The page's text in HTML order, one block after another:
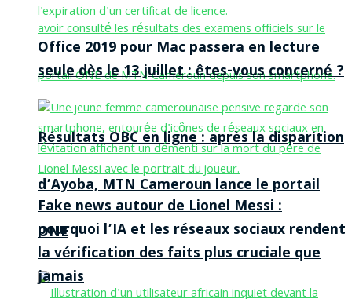
Résultats OBC en ligne : après la disparition
d’Ayoba, MTN Cameroun lance le portail
ONE
Office 2019 pour Mac passera en lecture
seule dès le 13 juillet : êtes-vous concerné ?
Fake news autour de Lionel Messi :
pourquoi l’IA et les réseaux sociaux rendent
la vérification des faits plus cruciale que
jamais